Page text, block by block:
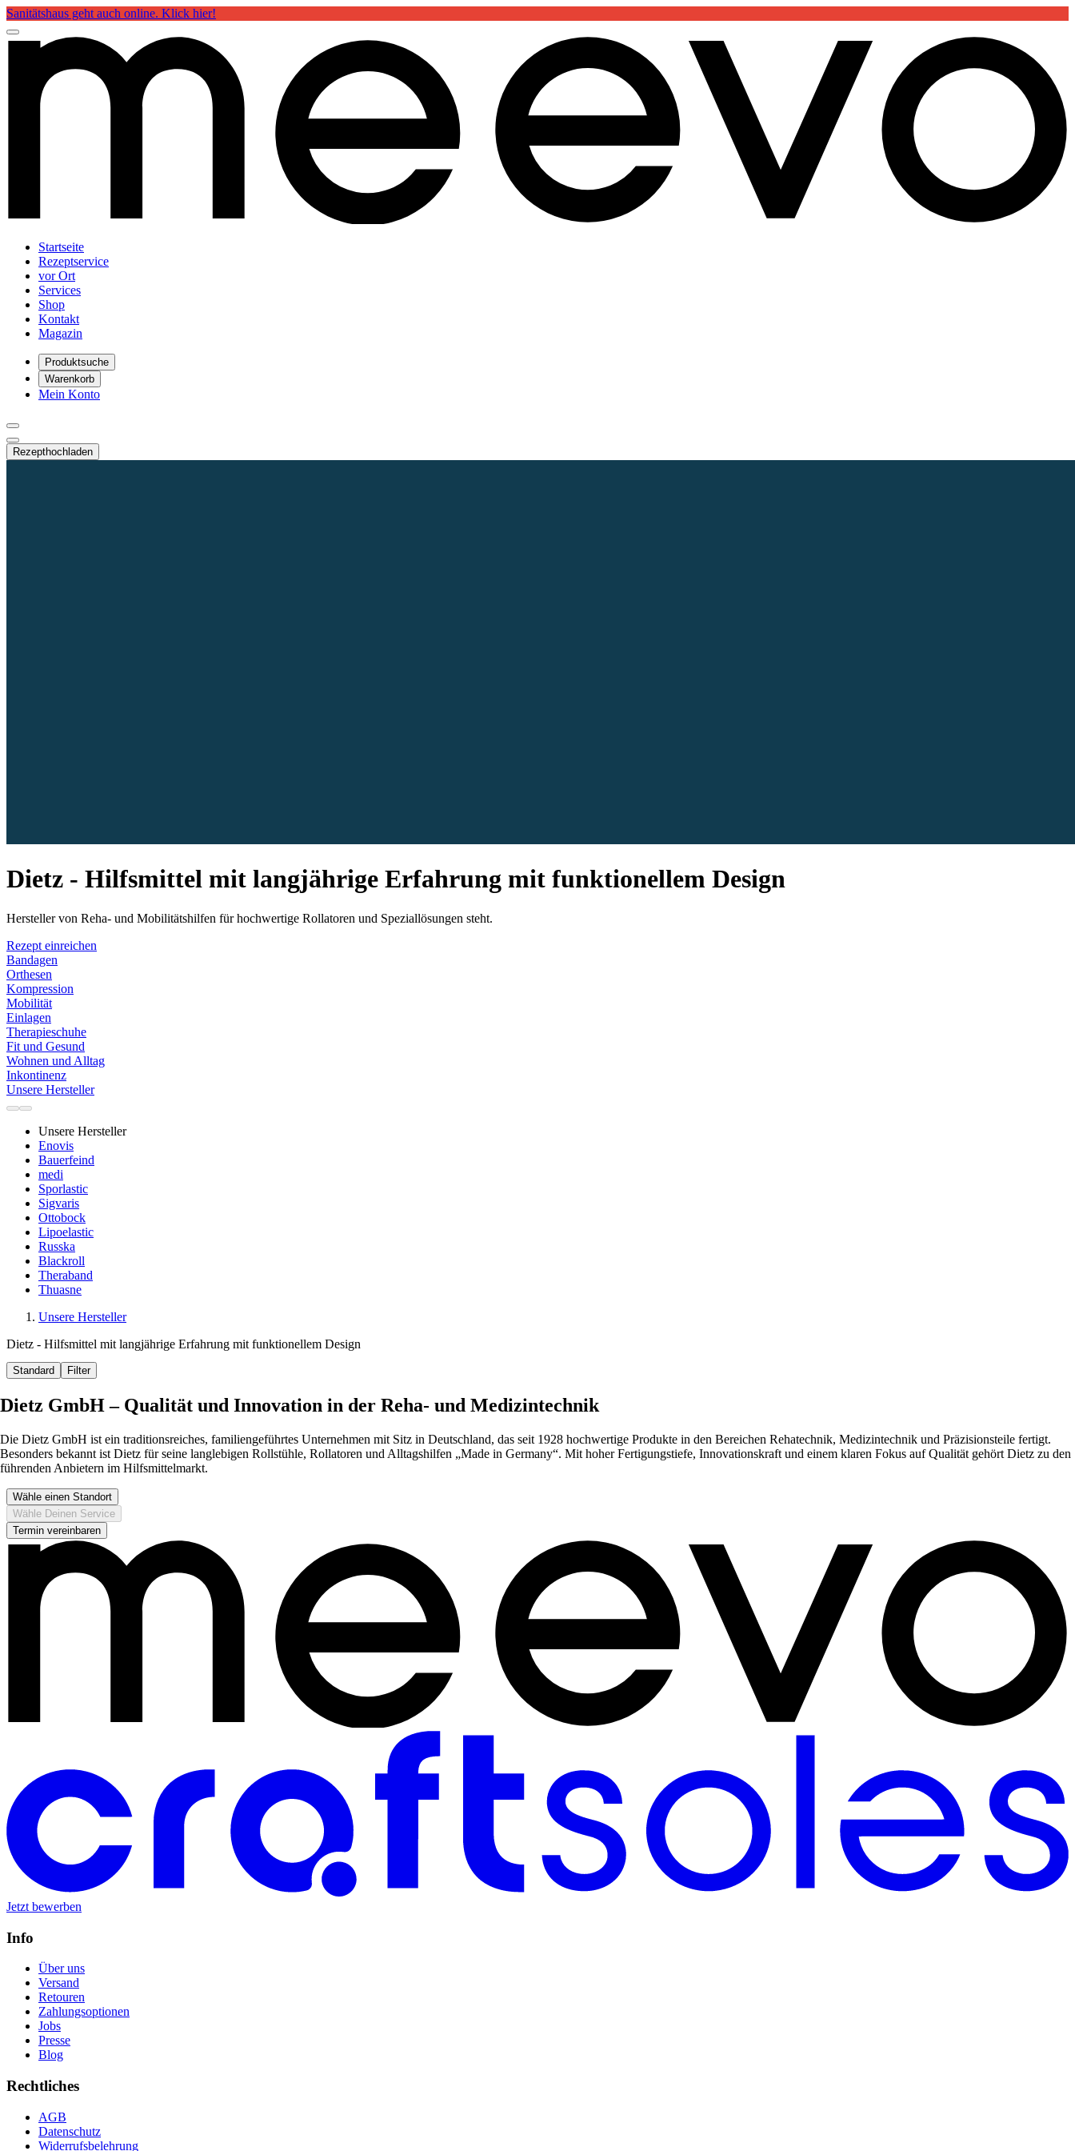
Sanitätshaus geht auch online. Klick hier!
Startseite
Rezeptservice
vor Ort
Services
Shop
Kontakt
Magazin
Produktsuche
Warenkorb
Mein Konto
Rezepthochladen
Dietz - Hilfsmittel mit langjährige Erfahrung mit funktionellem Design
Hersteller von Reha- und Mobilitätshilfen für hochwertige Rollatoren und Speziallösungen steht.
Rezept einreichen
Bandagen
Orthesen
Kompression
Mobilität
Einlagen
Therapieschuhe
Fit und Gesund
Wohnen und Alltag
Inkontinenz
Unsere Hersteller
Unsere Hersteller
Enovis
Bauerfeind
medi
Sporlastic
Sigvaris
Ottobock
Lipoelastic
Russka
Blackroll
Theraband
Thuasne
Unsere Hersteller
Dietz - Hilfsmittel mit langjährige Erfahrung mit funktionellem Design
Standard Filter
Dietz GmbH – Qualität und Innovation in der Reha- und Medizintechnik
Die Dietz GmbH ist ein traditionsreiches, familiengeführtes Unternehmen mit Sitz in Deutschland, das seit 1928 hochwertige Produkte in den Bereichen Rehatechnik, Medizintechnik und Präzisionsteile fertigt.
Besonders bekannt ist Dietz für seine langlebigen Rollstühle, Rollatoren und Alltagshilfen „Made in Germany“. Mit hoher Fertigungstiefe, Innovationskraft und einem klaren Fokus auf Qualität gehört Dietz zu den
führenden Anbietern im Hilfsmittelmarkt.
Wähle einen Standort
Wähle Deinen Service
Termin vereinbaren
Jetzt bewerben
Info
Über uns
Versand
Retouren
Zahlungsoptionen
Jobs
Presse
Blog
Rechtliches
AGB
Datenschutz
Widerrufsbelehrung